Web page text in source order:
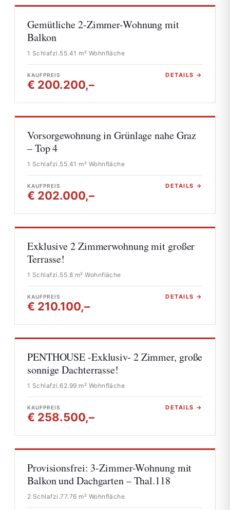
Gemütliche 2-Zimmer-Wohnung mit
Balkon
1 Schlafzi.55.41 m² Wohnfläche
KAUFPREIS
€ 200.200,–
DETAILS →
Vorsorgewohnung in Grünlage nahe Graz
– Top 4
1 Schlafzi.55.41 m² Wohnfläche
KAUFPREIS
€ 202.000,–
DETAILS →
Exklusive 2 Zimmerwohnung mit großer
Terrasse!
1 Schlafzi.55.8 m² Wohnfläche
KAUFPREIS
€ 210.100,–
DETAILS →
PENTHOUSE -Exklusiv- 2 Zimmer, große
sonnige Dachterrasse!
1 Schlafzi.62.99 m² Wohnfläche
KAUFPREIS
€ 258.500,–
DETAILS →
Provisionsfrei: 3-Zimmer-Wohnung mit
Balkon und Dachgarten – Thal.118
2 Schlafzi.77.76 m² Wohnfläche